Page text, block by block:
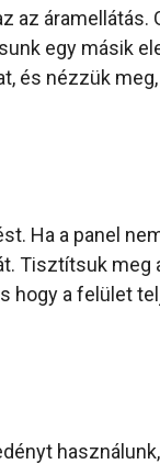
áramellátás.
egy másik
és nézzük
Ha a panel
Tisztítsuk meg
hogy a felület